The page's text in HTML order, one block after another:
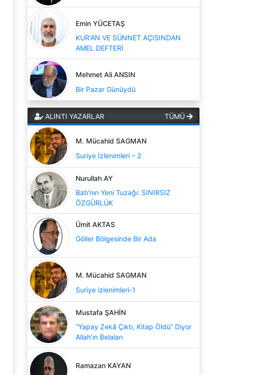
Emin YÜCETAŞ
KUR'AN VE SÜNNET AÇISINDAN
AMEL DEFTERİ
Mehmet Ali ANSIN
Bir Pazar Günüydü
ALINTI YAZARLAR TÜMÜ
M. Mücahid SAGMAN
Suriye İzlenimleri – 2
Nurullah AY
Batı'nın Yeni Tuzağı: SINIRSIZ
ÖZGÜRLÜK
Ümit AKTAS
Göller Bölgesinde Bir Ada
M. Mücahid SAGMAN
Suriye izlenimleri-1
Mustafa ŞAHİN
“Yapay Zekâ Çıktı, Kitap Öldü” Diyor
Allah’ın Belaları
Ramazan KAYAN